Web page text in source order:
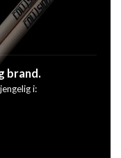
brand.
i: